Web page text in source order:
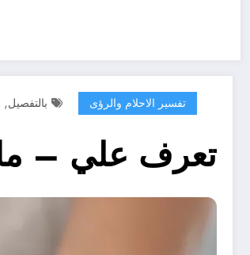
تفسير الاحلام والرؤى بالتفصيل,
تعرف علي – ما